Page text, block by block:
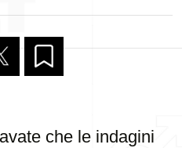
che le indagini